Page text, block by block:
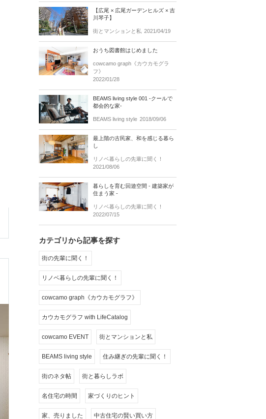
【広尾 × 広尾ガーデンヒルズ × 吉
川琴子】
街とマンションと私 2021/04/19
おうち図書館はじめました
cowcamo graph《カウカモグラ
フ》
2022/01/28
BEAMS living style 001 -クールで
都会的な家-
BEAMS living style 2018/09/06
最上階の古民家、和を感じる暮ら
し
リノベ暮らしの先輩に聞く！
2021/08/06
暮らしを育む回遊空間 - 建築家が
住まう家 -
リノベ暮らしの先輩に聞く！
2022/07/15
カテゴリから記事を探す
街の先輩に聞く！
リノベ暮らしの先輩に聞く！
cowcamo graph《カウカモグラフ》
カウカモグラフ with LifeCatalog
cowcamo EVENT 街とマンションと私
BEAMS living style 住み継ぎの先輩に聞く！
街のネタ帖 街と暮らしラボ
名住宅の時間 家づくりのヒント
家、売りました 中古住宅の賢い買い方